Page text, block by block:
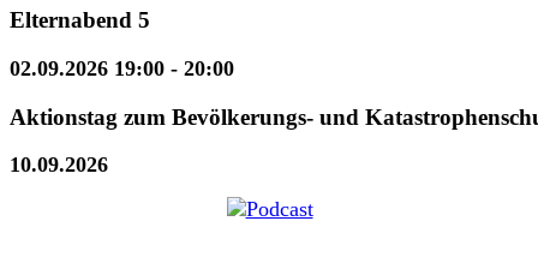
Elternabend 5
02.09.2026 19:00 - 20:00
Aktionstag zum Bevölkerungs- und
10.09.2026